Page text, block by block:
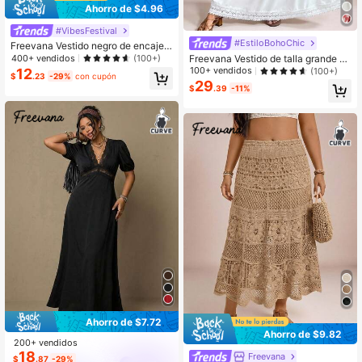
Ahorro de $4.96
#VibesFestival
Freevana Vestido negro de encaje e
stilo bohemio y vintage de talla gra
nde, elegante y versátil para uso di
ario, nuevo vestido de fiesta de pri
400+ vendidos (100+)
$12.23 -29% con cupón
Ahorro de $7.72
200+ vendidos
$18.87 -29%
#EstiloBohoChic
Freevana Vestido de talla grande de
manga larga con cuello en V profun
do, unicolor y dobladillo con ribete
de volantes
100+ vendidos (100+)
$29.39 -11%
Ahorro de $9.82
Freevana